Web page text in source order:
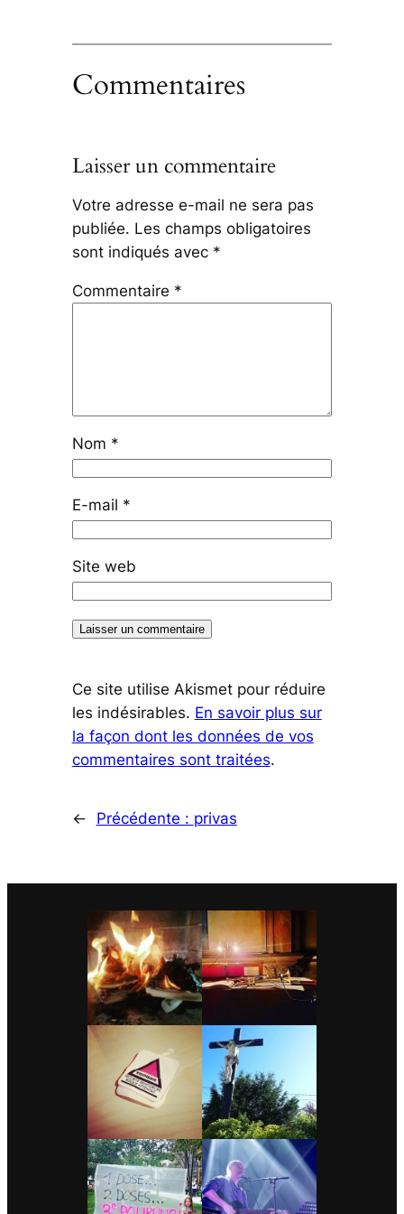
Commentaires
Laisser un commentaire
Votre adresse e-mail ne sera pas
publiée. Les champs obligatoires
sont indiqués avec *
Commentaire *
Nom *
E-mail *
Site web
Ce site utilise Akismet pour réduire
les indésirables. En savoir plus sur
la façon dont les données de vos
commentaires sont traitées.
← Précédente : privas